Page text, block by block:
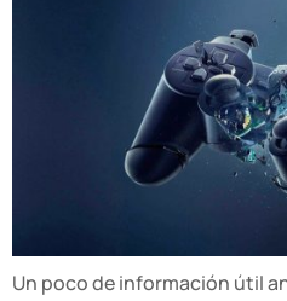
Un poco de información útil